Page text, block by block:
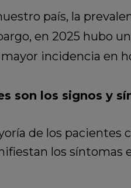
país, la
en 2025 hubo
incidencia en
son los signos y
de los
los síntomas